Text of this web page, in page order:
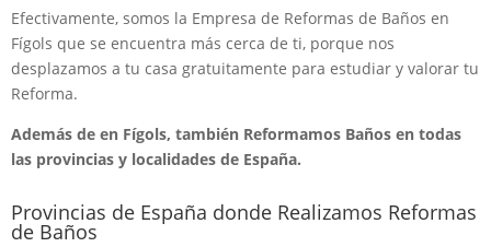
Efectivamente, somos la Empresa de Reformas de Baños en
Fígols que se encuentra más cerca de ti, porque nos
desplazamos a tu casa gratuitamente para estudiar y valorar tu
Reforma.
Además de en Fígols, también Reformamos Baños en todas
las provincias y localidades de España.
Provincias de España donde Realizamos Reformas
de Baños